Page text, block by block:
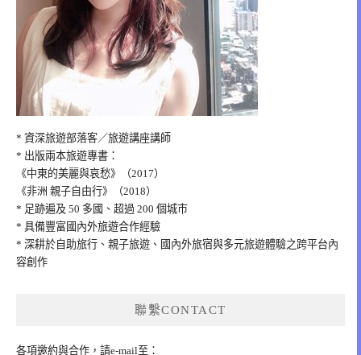
* 資深旅遊部落客／旅遊講座講師
* 出版兩本旅遊專書：
《中東的美麗與哀愁》（2017）
《非洲 親子自由行》（2018）
* 足跡遍及 50 多國、超過 200 個城市
* 具備豐富國內外旅遊合作經驗
* 深耕於自助旅行、親子旅遊、國內外旅宿與多元旅遊體驗之跨平台內
容創作
聯繫CONTACT
各項邀約與合作，請e-mail至：